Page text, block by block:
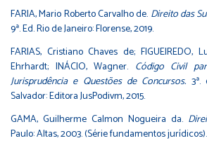
FARIA, Mario Roberto Carvalho de. Direito das
9ª. Ed. Rio de Janeiro: Florense, 2019.
FARIAS, Cristiano Chaves de; FIGUEIREDO,
Ehrhardt; INÁCIO, Wagner. Código Civil
Jurisprudência e Questões de Concursos.
Salvador: Editora JusPodivm, 2015.
GAMA, Guilherme Calmon Nogueira da.
Paulo: Altas, 2003. (Série fundamentos jurídicos).